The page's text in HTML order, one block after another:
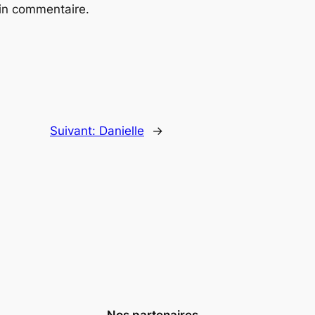
commentaire.
Suivant: Danielle →